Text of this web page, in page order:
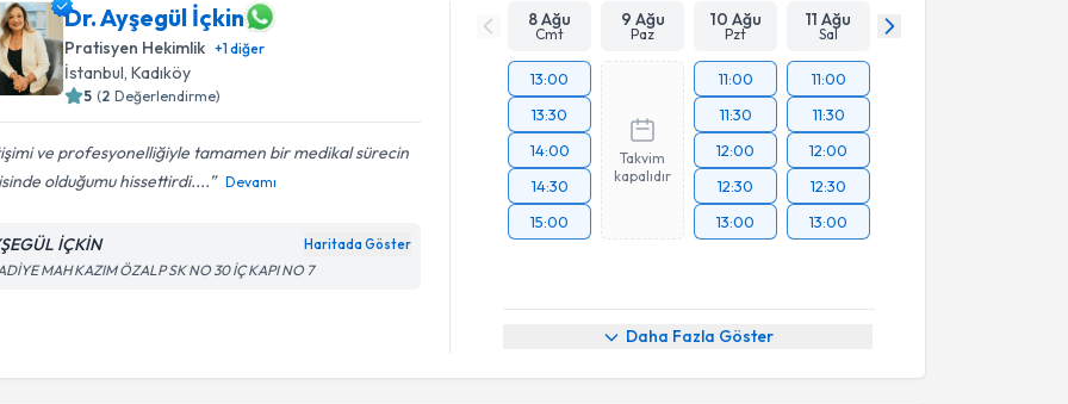
Dr. Ayşegül İçkin
Pratisyen Hekimlik +1diğer
İstanbul,Kadıköy
5 (2 Değerlendirme)
ve profesyonelliğiyle tamamen bir medikal sürecin
olduğumu hissettirdi....
Devamı
İÇKİN Haritada Göster
MAH KAZIM ÖZALP SK NO 30 İÇ KAPI NO 7
8 Ağu
Cmt
9 Ağu
Paz
10 Ağu
Pzt
11 Ağu
Sal
13:00
13:30
14:00
14:30
15:00
Takvim
kapalıdır
11:00
11:30
12:00
12:30
13:00
11:00
11:30
12:00
12:30
13:00
Daha Fazla Göster